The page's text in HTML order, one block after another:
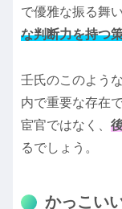
で優雅な振る舞
な判断力を持つ
壬氏のこのよう
内で重要な存在
宦官ではなく、
るでしょう。
かっこい